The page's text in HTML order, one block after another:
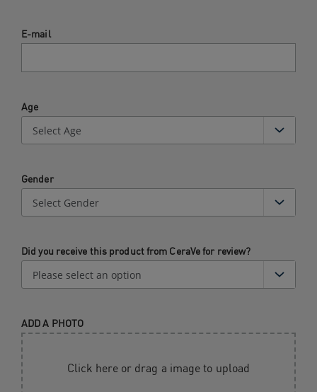
E-mail
Age
Gender
Did you receive this product from CeraVe for review?
ADD A PHOTO
Click here or drag a image to upload